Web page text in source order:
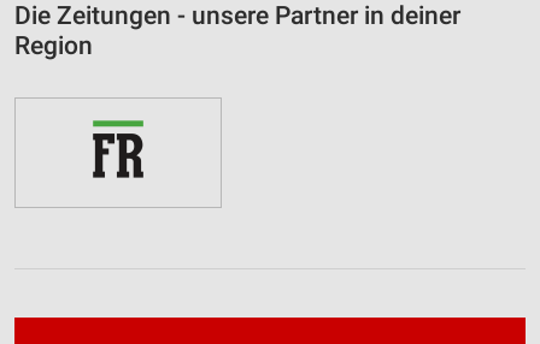
Die Zeitungen - unsere Partner in deiner
Region